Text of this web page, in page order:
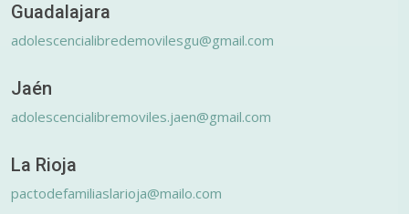
Guadalajara
adolescencialibredemovilesgu@gmail.com
Jaén
adolescencialibremoviles.jaen@gmail.com
La Rioja
pactodefamiliaslarioja@mailo.com